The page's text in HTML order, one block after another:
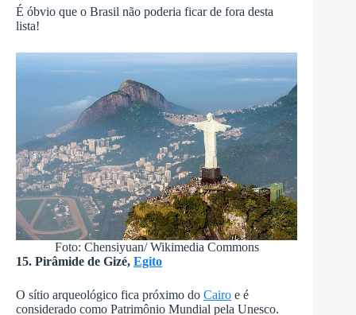
É óbvio que o Brasil não poderia ficar de fora desta
lista!
Foto: Chensiyuan/ Wikimedia Commons
15. Pirâmide de Gizé, Egito
O sítio arqueológico fica próximo do Cairo e é
considerado como Patrimônio Mundial pela Unesco.